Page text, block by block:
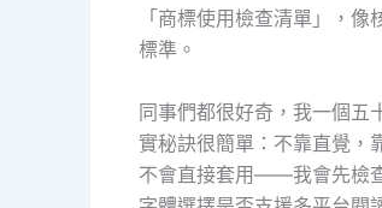
「商標使用檢查清單」，
標準。
同事們都很好奇，我一個五
實秘訣很簡單：不靠直覺，
不會直接套用——我會先檢